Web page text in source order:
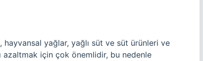
hayvansal yağlar, yağlı süt ve süt ürünleri ve
azaltmak için çok önemlidir, bu nedenle